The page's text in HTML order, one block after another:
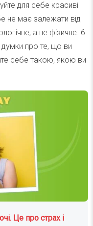
для себе красиві
не має залежати від
а не фізичне. 6
про те, що ви
себе такою, якою ви
Це про страх і